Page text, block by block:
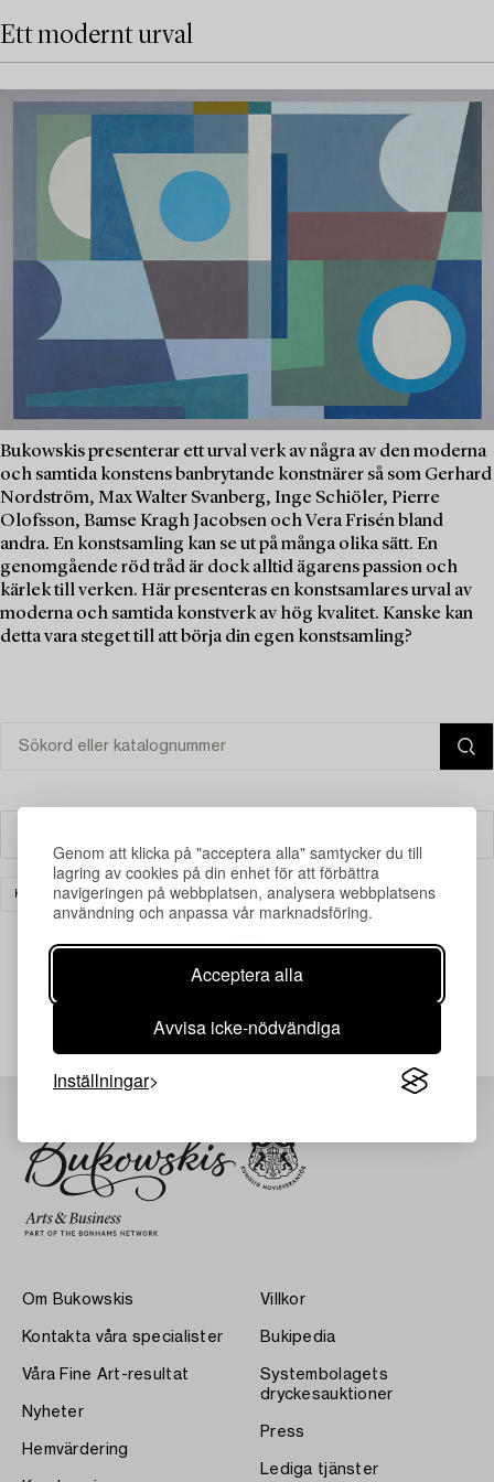
Genom att klicka på "acceptera alla" samtycker du till
lagring av cookies på din enhet för att förbättra
navigeringen på webbplatsen, analysera webbplatsens
användning och anpassa vår marknadsföring.
Acceptera alla
Avvisa icke-nödvändiga
Inställningar
Ett modernt urval
Bukowskis presenterar ett urval verk av några av den moderna
och samtida konstens banbrytande konstnärer så som Gerhard
Nordström, Max Walter Svanberg, Inge Schiöler, Pierre
Olofsson, Bamse Kragh Jacobsen och Vera Frisén bland
andra. En konstsamling kan se ut på många olika sätt. En
genomgående röd tråd är dock alltid ägarens passion och
kärlek till verken. Här presenteras en konstsamlares urval av
moderna och samtida konstverk av hög kvalitet. Kanske kan
detta vara steget till att börja din egen konstsamling?
KONST MODERN INTERNATIONELL KONST RENSA ALLA
Om Bukowskis
Kontakta våra specialister
Våra Fine Art-resultat
Nyheter
Hemvärdering
Villkor
Bukipedia
Systembolagets
dryckesauktioner
Press
Lediga tjänster